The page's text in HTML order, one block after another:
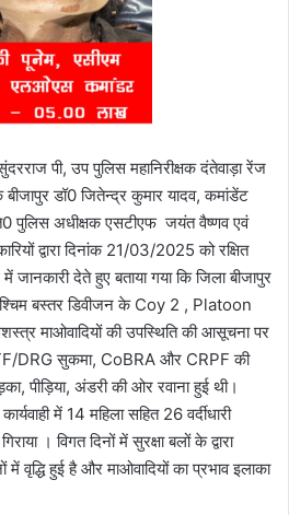
पी, उप पुलिस महानिरीक्षक दंतेवाड़ा रेंज
डॉ0 जितेन्द्र कुमार यादव, कमांडेंट
पुलिस अधीक्षक एसटीएफ जयंत वैष्णव एवं
द्वारा दिनांक 21/03/2025 को रक्षित
देते हुए बताया गया कि जिला बीजापुर
बस्तर डिवीजन के Coy 2 , Platoon
माओवादियों की उपस्थिति की आसूचना पर
DRG सुकमा, CoBRA और CRPF की
पीड़िया, अंडरी की ओर रवाना हुई थी।
में 14 महिला सहित 26 वर्दीधारी
। विगत दिनों में सुरक्षा बलों के द्वारा
में वृद्धि हुई है और माओवादियों का प्रभाव इलाका